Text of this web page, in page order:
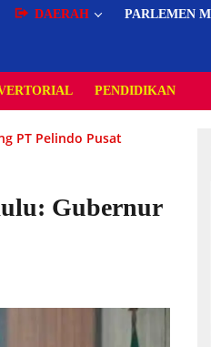
DAERAH PARLEMEN
PENDIDIKAN
PT Pelindo Pusat
Gubernur